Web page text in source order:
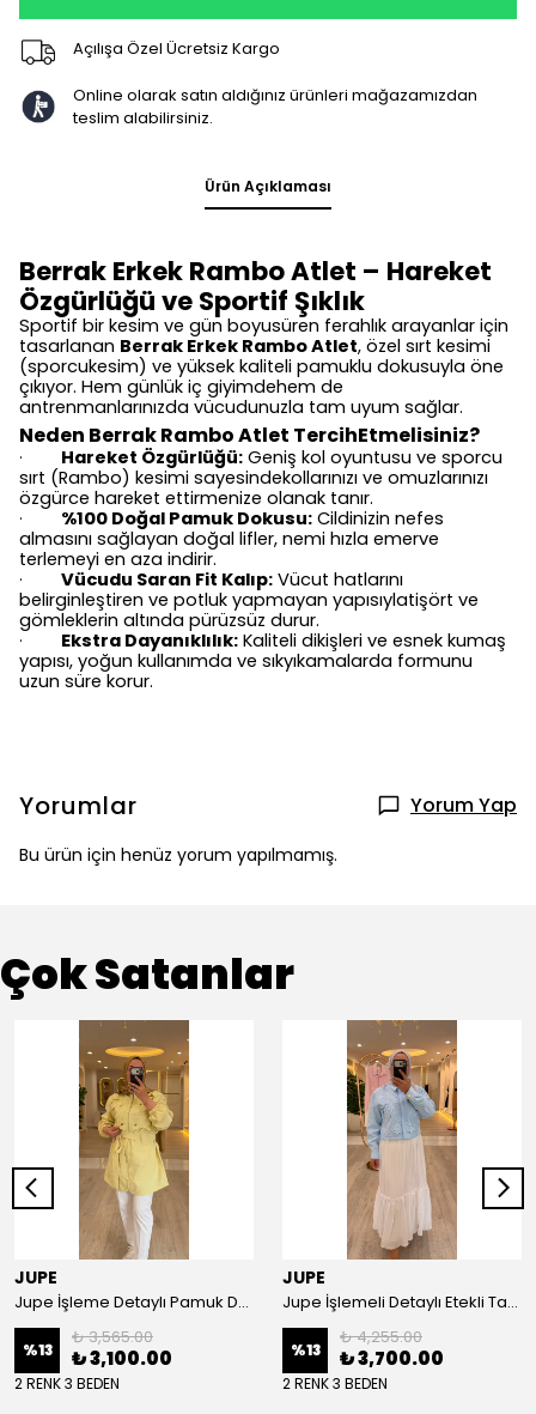
Açılışa Özel Ücretsiz Kargo
Online olarak satın aldığınız ürünleri mağazamızdan
teslim alabilirsiniz.
Ürün Açıklaması
Berrak Erkek Rambo Atlet – Hareket
Özgürlüğü ve Sportif Şıklık
Sportif bir kesim ve gün boyusüren ferahlık arayanlar için
tasarlanan Berrak Erkek Rambo Atlet, özel sırt kesimi
(sporcukesim) ve yüksek kaliteli pamuklu dokusuyla öne
çıkıyor. Hem günlük iç giyimdehem de
antrenmanlarınızda vücudunuzla tam uyum sağlar.
Neden Berrak Rambo Atlet TercihEtmelisiniz?
· Hareket Özgürlüğü: Geniş kol oyuntusu ve sporcu
sırt (Rambo) kesimi sayesindekollarınızı ve omuzlarınızı
özgürce hareket ettirmenize olanak tanır.
· %100 Doğal Pamuk Dokusu: Cildinizin nefes
almasını sağlayan doğal lifler, nemi hızla emerve
terlemeyi en aza indirir.
· Vücudu Saran Fit Kalıp: Vücut hatlarını
belirginleştiren ve potluk yapmayan yapısıylatişört ve
gömleklerin altında pürüzsüz durur.
· Ekstra Dayanıklılık: Kaliteli dikişleri ve esnek kumaş
yapısı, yoğun kullanımda ve sıkyıkamalarda formunu
uzun süre korur.
Yorumlar Yorum Yap
Bu ürün için henüz yorum yapılmamış.
Çok Satanlar
JUPE
Jupe İşleme Detaylı Pamuk Dokulu Kuşaklı Kap 9305
%13
₺ 3,565.00
₺ 3,100.00
2 RENK 3 BEDEN
JUPE
Jupe İşlemeli Detaylı Etekli Takım 8663
%13
₺ 4,255.00
₺ 3,700.00
2 RENK 3 BEDEN